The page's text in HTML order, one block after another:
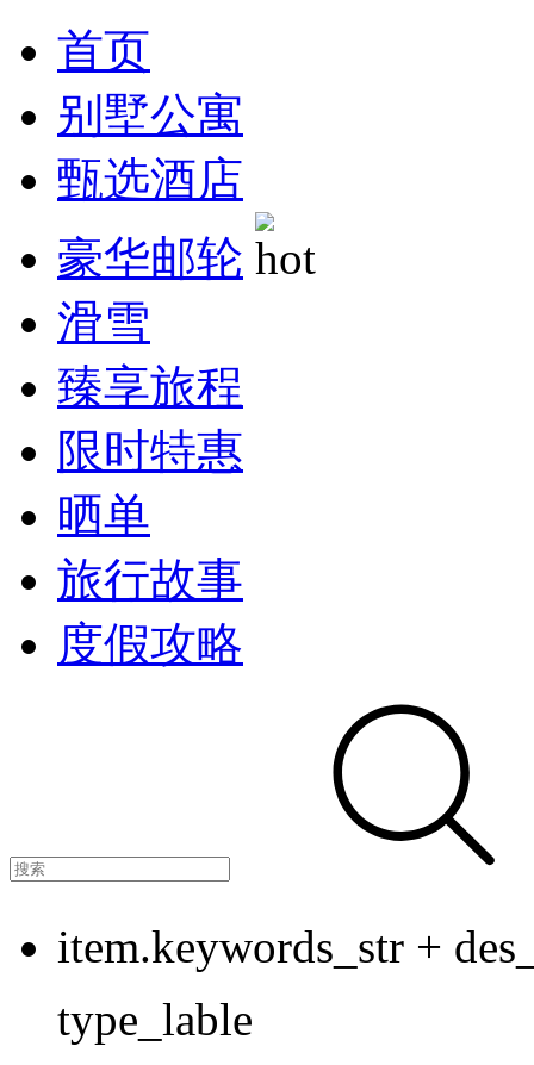
首页
别墅公寓
甄选酒店
豪华邮轮
滑雪
臻享旅程
限时特惠
晒单
旅行故事
度假攻略
item.keywords_str +
type_lable